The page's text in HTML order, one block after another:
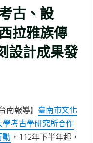
古、設
拉雅族傳
設計成果發
南報導】 臺南市文化
考古學研究所合作
動 ，112年下半年起，